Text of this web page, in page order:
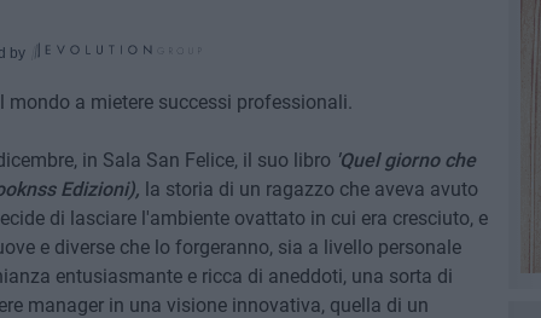
by
mondo a mietere successi professionali.
in Sala San Felice, il suo libro 'Quel giorno che
Edizioni), la storia di un ragazzo che aveva avuto
di lasciare l'ambiente ovattato in cui era cresciuto, e
e diverse che lo forgeranno, sia a livello personale
entusiasmante e ricca di aneddoti, una sorta di
manager in una visione innovativa, quella di un